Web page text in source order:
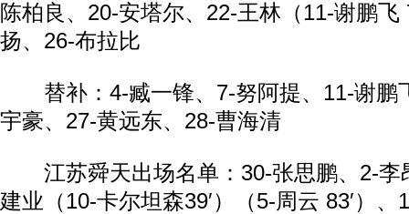
陈柏良、20-安塔尔、22-王林（11-谢鹏飞
扬、26-布拉比
替补：4-臧一锋、7-努阿提、11-谢鹏
宇豪、27-黄远东、28-曹海清
江苏舜天出场名单：30-张思鹏、2-李
建业（10-卡尔坦森39′）（5-周云 83′）